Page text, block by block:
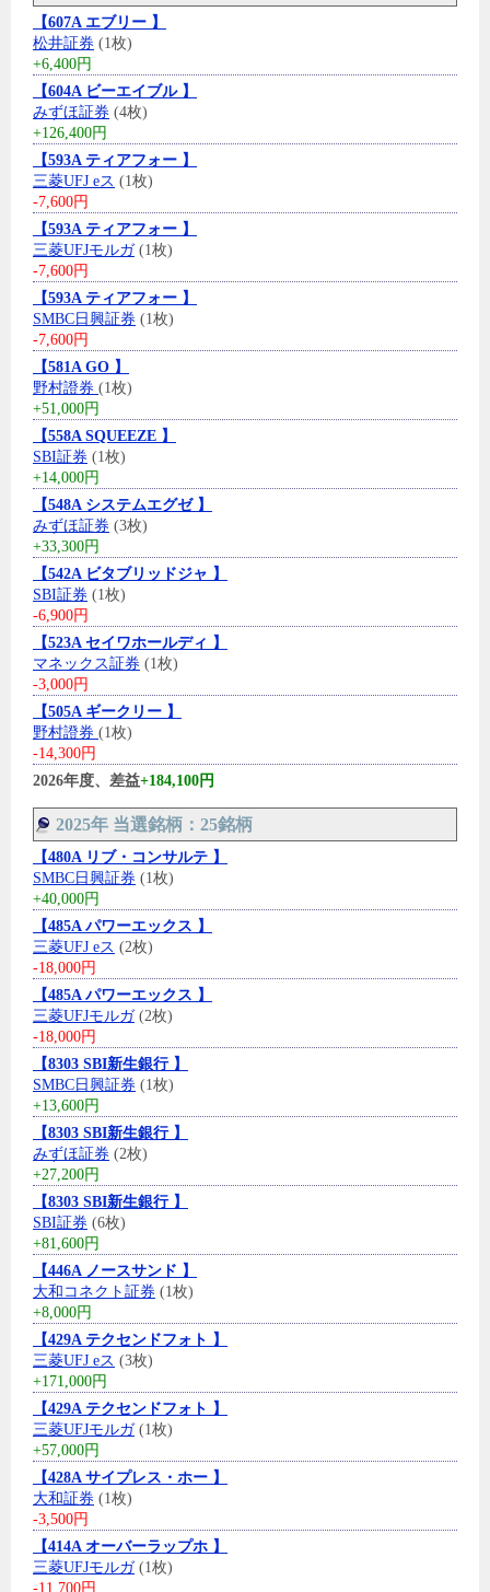
【607A エブリー 】
松井証券 (1枚)
+6,400円
【604A ビーエイブル 】
みずほ証券 (4枚)
+126,400円
【593A ティアフォー 】
三菱UFJ eス (1枚)
-7,600円
【593A ティアフォー 】
三菱UFJモルガ(1枚)
-7,600円
【593A ティアフォー 】
SMBC日興証券 (1枚)
-7,600円
【581A GO 】
野村證券 (1枚)
+51,000円
【558A SQUEEZE 】
SBI証券 (1枚)
+14,000円
【548A システムエグゼ 】
みずほ証券 (3枚)
+33,300円
【542A ビタブリッドジャ 】
SBI証券 (1枚)
-6,900円
【523A セイワホールディ 】
マネックス証券 (1枚)
-3,000円
【505A ギークリー 】
野村證券 (1枚)
-14,300円
2026年度、差益+184,100円
2025年 当選銘柄：25銘柄
【480A リブ・コンサルテ 】
SMBC日興証券 (1枚)
+40,000円
【485A パワーエックス 】
三菱UFJ eス (2枚)
-18,000円
【485A パワーエックス 】
三菱UFJモルガ(2枚)
-18,000円
【8303 SBI新生銀行 】
SMBC日興証券 (1枚)
+13,600円
【8303 SBI新生銀行 】
みずほ証券 (2枚)
+27,200円
【8303 SBI新生銀行 】
SBI証券 (6枚)
+81,600円
【446A ノースサンド 】
大和コネクト証券 (1枚)
+8,000円
【429A テクセンドフォト 】
三菱UFJ eス (3枚)
+171,000円
【429A テクセンドフォト 】
三菱UFJモルガ(1枚)
+57,000円
【428A サイプレス・ホー 】
大和証券 (1枚)
-3,500円
【414A オーバーラップホ 】
三菱UFJモルガ(1枚)
-11,700円